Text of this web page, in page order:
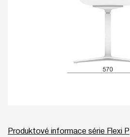
Produktové informace série Flexi P